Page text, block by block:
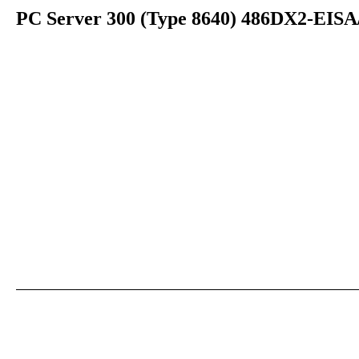
PC Server 300 (Type 8640) 486DX2-